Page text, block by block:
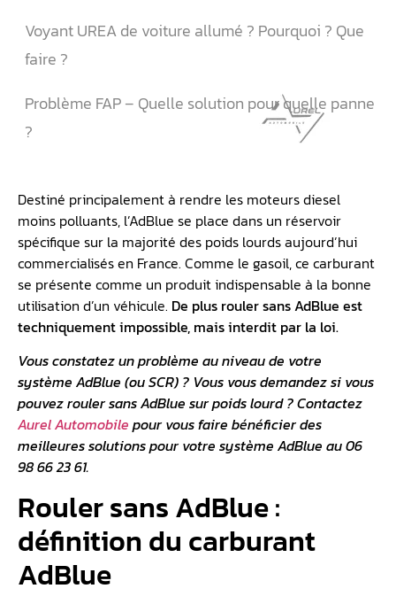
Voyant UREA de voiture allumé ? Pourquoi ? Que
faire ?
Problème FAP – Quelle solution pour quelle panne
?
Destiné principalement à rendre les moteurs diesel
moins polluants, l’AdBlue se place dans un réservoir
spécifique sur la majorité des poids lourds aujourd’hui
commercialisés en France. Comme le gasoil, ce carburant
se présente comme un produit indispensable à la bonne
utilisation d’un véhicule. De plus rouler sans AdBlue est
techniquement impossible, mais interdit par la loi.
Vous constatez un problème au niveau de votre
système AdBlue (ouSCR) ? Vous vous demandez si vous
pouvez rouler sans AdBlue sur poids lourd ? Contactez
Aurel Automobile pour vous faire bénéficier des
meilleures solutions pour votre système AdBlue au 06
98 66 23 61.
Rouler sans AdBlue :
définition du carburant
AdBlue